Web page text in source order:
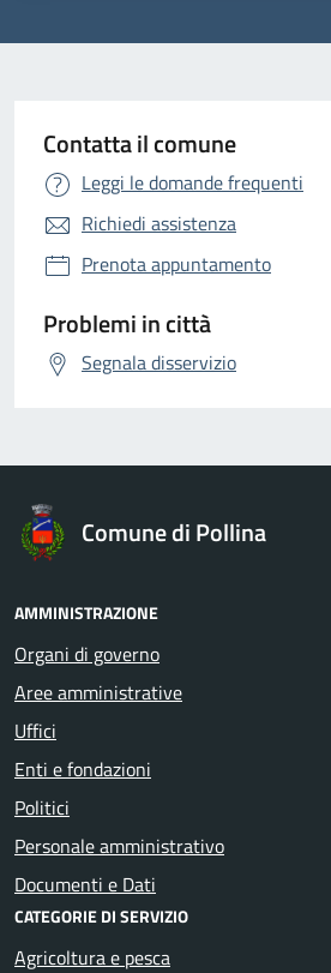
Contatta il comune
Leggi le domande frequenti
Richiedi assistenza
Prenota appuntamento
Problemi in città
Segnala disservizio
Comune di Pollina
AMMINISTRAZIONE
Organi di governo
Aree amministrative
Uffici
Enti e fondazioni
Politici
Personale amministrativo
Documenti e Dati
CATEGORIE DI SERVIZIO
Agricoltura e pesca